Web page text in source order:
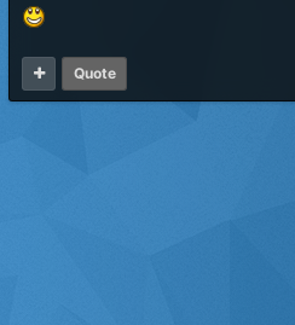
Quote